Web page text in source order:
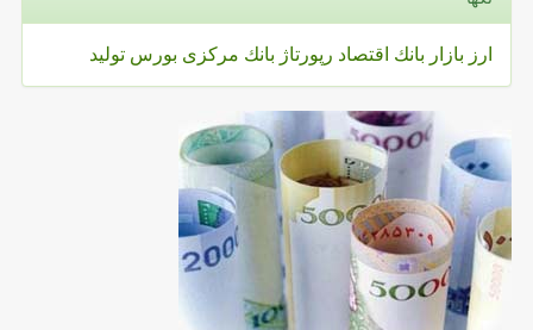
ارز بازار بانك اقتصاد رپورتاژ بانك مركزی بورس تولید